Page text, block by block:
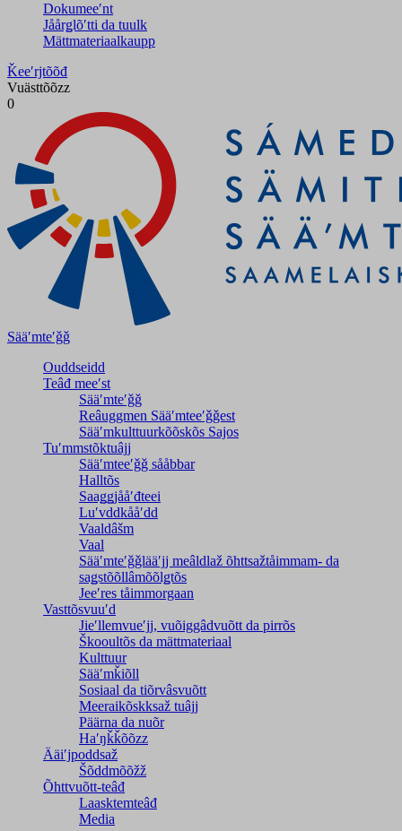
Dokumeeʹnt
Jåårǥlõʹtti da tuulk
Mättmateriaalkaupp
Ǩeeʹrjtõõđ
Vuästtõõzz
0
Sääʹmteʹǧǧ
Ouddseidd
Teâđ meeʹst
Sääʹmteʹǧǧ
Reâuggmen Sääʹmteeʹǧǧest
Sääʹmkulttuurkõõskõs Sajos
Tuʹmmstõktuâjj
Sääʹmteeʹǧǧ sååbbar
Halltõs
Saaǥǥjååʹđteei
Luʹvddkååʹdd
Vaaldâšm
Vaal
Sääʹmteʹǧǧlääʹjj meâldlaž õhttsažtåimmam- da
saǥstõõllâmõõlǥtõs
Jeeʹres tåimmorgaan
Vasttõsvuuʹd
Jieʹllemvueʹjj, vuõiggâdvuõtt da pirrõs
Škooultõs da mättmateriaal
Kulttuur
Sääʹmǩiõll
Sosiaal da tiõrvâsvuõtt
Meeraikõskksaž tuâjj
Päärna da nuõr
Haʹŋǩǩõõzz
Ääiʹjpoddsaž
Šõddmõõžž
Õhttvuõtt-teâđ
Laasktemteâđ
Media